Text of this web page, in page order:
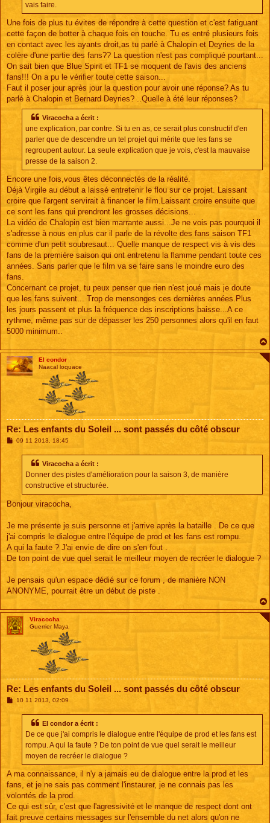
vais faire.
Une fois de plus tu évites de répondre à cette question et c'est fatiguant
cette façon de botter à chaque fois en touche. Tu es entré plusieurs fois
en contact avec les ayants droit,as tu parlé à Chalopin et Deyries de la
colère d'une partie des fans?? La question n'est pas compliqué pourtant...
On sait bien que Blue Spirit et TF1 se moquent de l'avis des anciens
fans!!! On a pu le vérifier toute cette saison...
Faut il poser jour après jour la question pour avoir une réponse? As tu
parlé à Chalopin et Bernard Deyries? ..Quelle à été leur réponses?
Viracocha a écrit :
une explication, par contre. Si tu en as, ce serait plus constructif d'en
parler que de descendre un tel projet qui mérite que les fans se
regroupent autour. La seule explication que je vois, c'est la mauvaise
presse de la saison 2.
Encore une fois,vous êtes déconnectés de la réalité.
Déjà Virgile au début a laissé entretenir le flou sur ce projet. Laissant
croire que l'argent servirait à financer le film.Laissant croire ensuite que
ce sont les fans qui prendront les grosses décisions...
La vidéo de Chalopin est bien marrante aussi...Je ne vois pas pourquoi il
s'adresse à nous en plus car il parle de la révolte des fans saison TF1
comme d'un petit soubresaut... Quelle manque de respect vis à vis des
fans de la première saison qui ont entretenu la flamme pendant toute ces
années. Sans parler que le film va se faire sans le moindre euro des
fans.
Concernant ce projet, tu peux penser que rien n'est joué mais je doute
que les fans suivent... Trop de mensonges ces dernières années.Plus
les jours passent et plus la fréquence des inscriptions baisse...A ce
rythme, même pas sur de dépasser les 250 personnes alors qu'il en faut
5000 minimum..
El condor
Naacal loquace
Re: Les enfants du Soleil ... sont passés du côté obscur
M09 11 2013, 18:45
Viracocha a écrit :
Donner des pistes d'amélioration pour la saison 3, de manière
constructive et structurée.
Bonjour viracocha,
Je me présente je suis personne et j'arrive après la bataille . De ce que
j'ai compris le dialogue entre l'équipe de prod et les fans est rompu.
A qui la faute ? J'ai envie de dire on s'en fout .
De ton point de vue quel serait le meilleur moyen de recréer le dialogue ?
Je pensais qu'un espace dédié sur ce forum , de manière NON
ANONYME, pourrait être un début de piste .
Viracocha
Guerrier Maya
Re: Les enfants du Soleil ... sont passés du côté obscur
M10 11 2013, 02:09
El condor a écrit :
De ce que j'ai compris le dialogue entre l'équipe de prod et les fans est
rompu. A qui la faute ? De ton point de vue quel serait le meilleur
moyen de recréer le dialogue ?
A ma connaissance, il n'y a jamais eu de dialogue entre la prod et les
fans, et je ne sais pas comment l'instaurer, je ne connais pas les
volontés de la prod.
Ce qui est sûr, c'est que l'agressivité et le manque de respect dont ont
fait preuve certains messages sur l'ensemble du net alors qu'on ne